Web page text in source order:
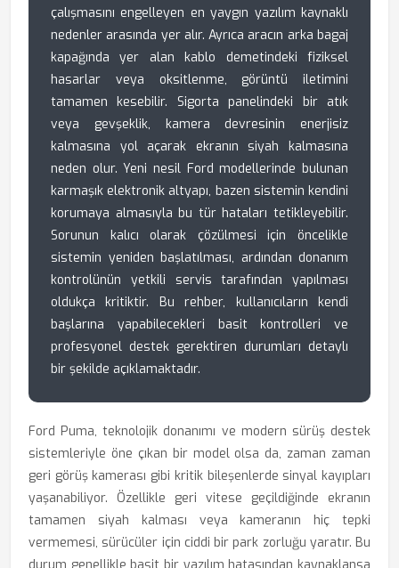
çalışmasını engelleyen en yaygın yazılım kaynaklı
nedenler arasında yer alır. Ayrıca aracın arka bagaj
kapağında yer alan kablo demetindeki fiziksel
hasarlar veya oksitlenme, görüntü iletimini
tamamen kesebilir. Sigorta panelindeki bir atık
veya gevşeklik, kamera devresinin enerjisiz
kalmasına yol açarak ekranın siyah kalmasına
neden olur. Yeni nesil Ford modellerinde bulunan
karmaşık elektronik altyapı, bazen sistemin kendini
korumaya almasıyla bu tür hataları tetikleyebilir.
Sorunun kalıcı olarak çözülmesi için öncelikle
sistemin yeniden başlatılması, ardından donanım
kontrolünün yetkili servis tarafından yapılması
oldukça kritiktir. Bu rehber, kullanıcıların kendi
başlarına yapabilecekleri basit kontrolleri ve
profesyonel destek gerektiren durumları detaylı
bir şekilde açıklamaktadır.
Ford Puma, teknolojik donanımı ve modern sürüş destek
sistemleriyle öne çıkan bir model olsa da, zaman zaman
geri görüş kamerası gibi kritik bileşenlerde sinyal kayıpları
yaşanabiliyor. Özellikle geri vitese geçildiğinde ekranın
tamamen siyah kalması veya kameranın hiç tepki
vermemesi, sürücüler için ciddi bir park zorluğu yaratır. Bu